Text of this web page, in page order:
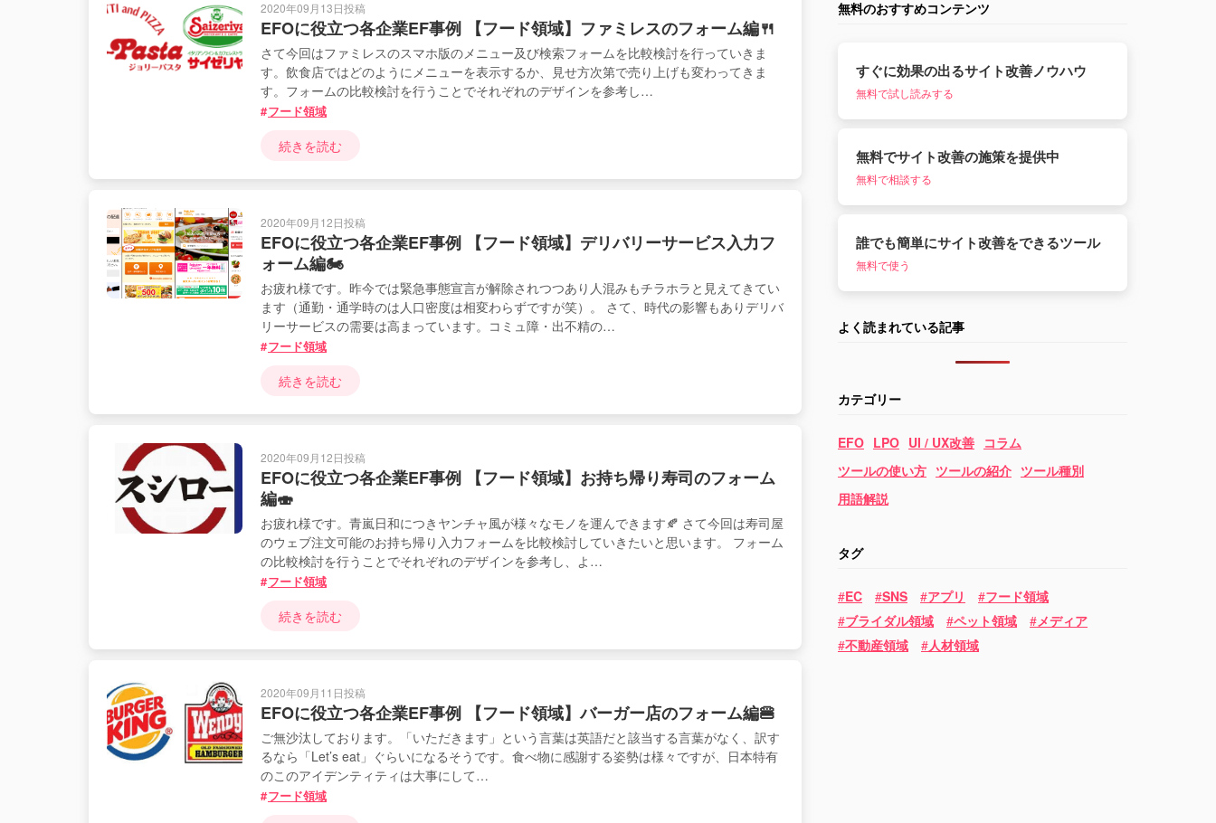
2020年09月13日投稿
EFOに役立つ各企業EF事例 【フード領域】ファミレスのフォーム編🍴
さて今回はファミレスのスマホ版のメニュー及び検索フォームを比較検討を行っていきま
す。飲食店ではどのようにメニューを表示するか、見せ方次第で売り上げも変わってきま
す。フォームの比較検討を行うことでそれぞれのデザインを参考し…
フード領域
続きを読む
2020年09月12日投稿
EFOに役立つ各企業EF事例 【フード領域】デリバリーサービス入力フ
ォーム編🏍
お疲れ様です。昨今では緊急事態宣言が解除されつつあり人混みもチラホラと見えてきてい
ます（通勤・通学時のは人口密度は相変わらずですが笑）。 さて、時代の影響もありデリバ
リーサービスの需要は高まっています。コミュ障・出不精の…
フード領域
続きを読む
2020年09月12日投稿
EFOに役立つ各企業EF事例 【フード領域】お持ち帰り寿司のフォーム
編🍣
お疲れ様です。青嵐日和につきヤンチャ風が様々なモノを運んできます🍂 さて今回は寿司屋
のウェブ注文可能のお持ち帰り入力フォームを比較検討していきたいと思います。 フォーム
の比較検討を行うことでそれぞれのデザインを参考し、よ…
フード領域
続きを読む
2020年09月11日投稿
EFOに役立つ各企業EF事例 【フード領域】バーガー店のフォーム編🍔
ご無沙汰しております。「いただきます」という言葉は英語だと該当する言葉がなく、訳す
るなら「Let’s eat」ぐらいになるそうです。食べ物に感謝する姿勢は様々ですが、日本特有
のこのアイデンティティは大事にして…
フード領域
無料のおすすめコンテンツ
すぐに効果の出るサイト改善ノウハウ
無料で試し読みする
無料でサイト改善の施策を提供中
無料で相談する
誰でも簡単にサイト改善をできるツール
無料で使う
よく読まれている記事
カテゴリー
EFO LPO UI / UX改善 コラム
ツールの使い方 ツールの紹介 ツール種別
用語解説
タグ
EC SNS アプリ
フード領域
ブライダル領域
ペット領域
メディア
不動産領域
人材領域